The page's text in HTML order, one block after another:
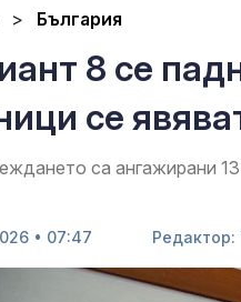
България
8 се
се
са ангажирани
• 07:47 Редактор: